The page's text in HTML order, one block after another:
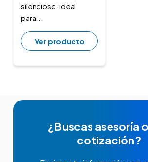
silencioso, ideal
para...
Ver producto
¿Buscas asesoría
cotización?